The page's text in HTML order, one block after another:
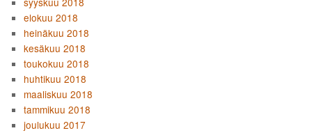
elokuu 2018
heinäkuu 2018
kesäkuu 2018
toukokuu 2018
huhtikuu 2018
maaliskuu 2018
tammikuu 2018
joulukuu 2017